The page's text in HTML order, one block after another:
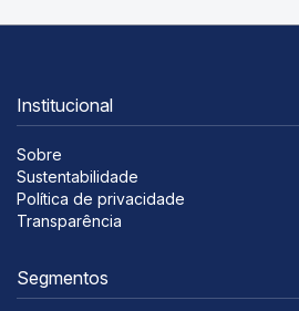
Institucional
Sobre
Sustentabilidade
Política de privacidade
Transparência
Segmentos